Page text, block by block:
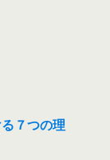
７つの理